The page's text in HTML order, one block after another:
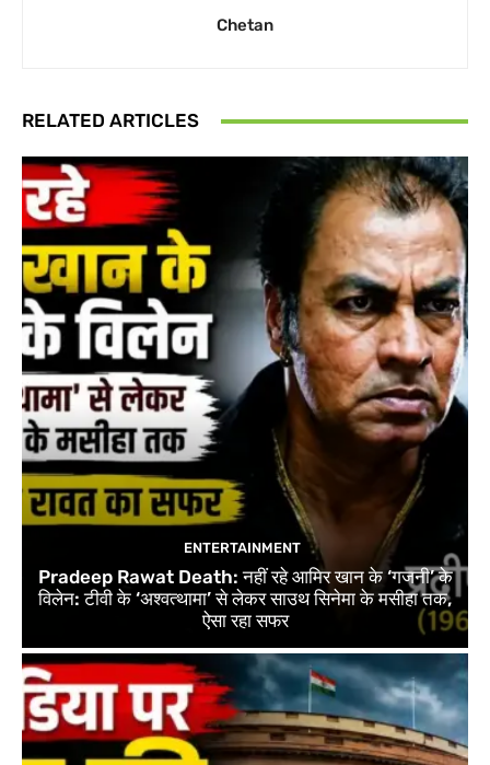
Chetan
RELATED ARTICLES
ENTERTAINMENT
Pradeep Rawat Death: नहीं रहे आमिर खान के ‘गजनी’ के
विलेन: टीवी के ‘अश्वत्थामा’ से लेकर साउथ सिनेमा के मसीहा तक,
ऐसा रहा सफर